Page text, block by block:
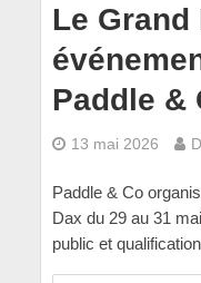
Le Grand
Paddle &
13 mai 2026
Paddle & Co
Dax du 29 au 31
public et